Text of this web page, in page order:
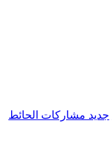
جديد مشاركات الحائط